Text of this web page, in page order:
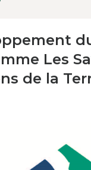
Les
de la